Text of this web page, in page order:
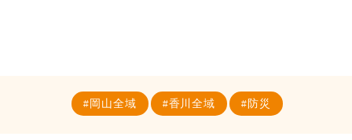
岡山全域 香川全域 防災